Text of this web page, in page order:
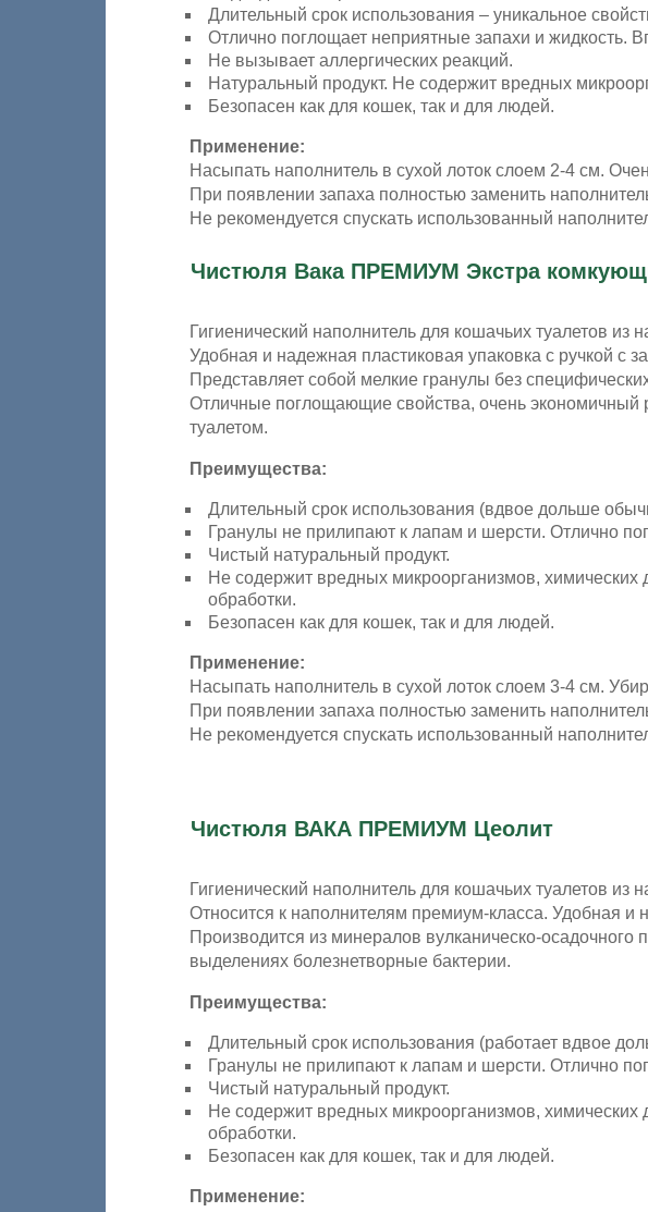
Длительный срок использования – уникальное
Отлично поглощает неприятные запахи и жидкость.
Не вызывает аллергических реакций.
Натуральный продукт. Не содержит вредных
Безопасен как для кошек, так и для людей.
Применение:
Насыпать наполнитель в сухой лоток слоем 2-4 см.
При появлении запаха полностью заменить
Не рекомендуется спускать использованный
Чистюля Вака ПРЕМИУМ Экстра
Гигиенический наполнитель для кошачьих туалетов из
Удобная и надежная пластиковая упаковка с ручкой с
Представляет собой мелкие гранулы без
Отличные поглощающие свойства, очень
туалетом.
Преимущества:
Длительный срок использования (вдвое дольше
Гранулы не прилипают к лапам и шерсти. Отлично
Чистый натуральный продукт.
Не содержит вредных микроорганизмов,
обработки.
Безопасен как для кошек, так и для людей.
Применение:
Насыпать наполнитель в сухой лоток слоем 3-4 см.
При появлении запаха полностью заменить
Не рекомендуется спускать использованный
Чистюля ВАКА ПРЕМИУМ Цеолит
Гигиенический наполнитель для кошачьих туалетов из
Относится к наполнителям премиум-класса. Удобная и
Производится из минералов вулканическо-
выделениях болезнетворные бактерии.
Преимущества:
Длительный срок использования (работает вдвое
Гранулы не прилипают к лапам и шерсти. Отлично
Чистый натуральный продукт.
Не содержит вредных микроорганизмов,
обработки.
Безопасен как для кошек, так и для людей.
Применение: